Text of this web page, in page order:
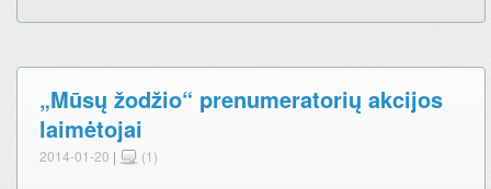
„Mūsų žodžio“ prenumeratorių akcijos
laimėtojai
2014-01-20 | (1)